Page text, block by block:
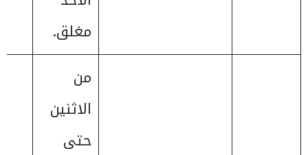
مغلق.
من
الاثنين
حتى